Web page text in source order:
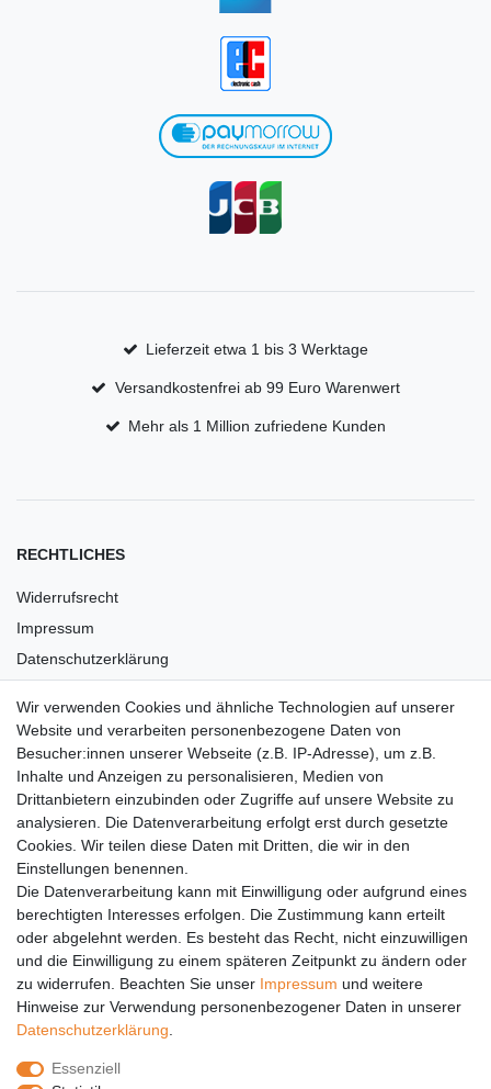
Lieferzeit etwa 1 bis 3 Werktage
Versandkostenfrei ab 99 Euro Warenwert
Mehr als 1 Million zufriedene Kunden
RECHTLICHES
Widerrufsrecht
Impressum
Datenschutzerklärung
Versandkosten
Barrierefreiheit
Anleitungen
Vertrag widerrufen
PARTNER
DHL
GLS
PaketPLUS
SPONSORING
Malchower SV 90
Wir verwenden Cookies und ähnliche Technologien auf unserer
Website und verarbeiten personenbezogene Daten von
Besucher:innen unserer Webseite (z.B. IP-Adresse), um z.B.
Inhalte und Anzeigen zu personalisieren, Medien von
Drittanbietern einzubinden oder Zugriffe auf unsere Website zu
analysieren. Die Datenverarbeitung erfolgt erst durch gesetzte
Cookies. Wir teilen diese Daten mit Dritten, die wir in den
Einstellungen benennen.
Die Datenverarbeitung kann mit Einwilligung oder aufgrund eines
berechtigten Interesses erfolgen. Die Zustimmung kann erteilt
oder abgelehnt werden. Es besteht das Recht, nicht einzuwilligen
und die Einwilligung zu einem späteren Zeitpunkt zu ändern oder
zu widerrufen. Beachten Sie unser Impressum und weitere
Hinweise zur Verwendung personenbezogener Daten in unserer
Daten­schutz­erklärung
Essenziell